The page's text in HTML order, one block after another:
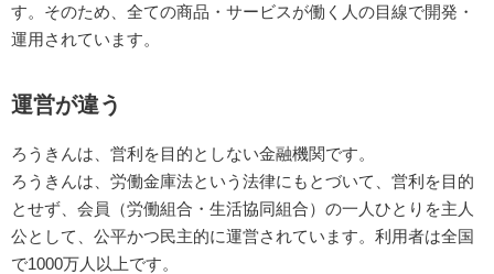
す。そのため、全ての商品・サービスが働く人の目線で開発・
運用されています。
運営が違う
ろうきんは、営利を目的としない金融機関です。
ろうきんは、労働金庫法という法律にもとづいて、営利を目的
とせず、会員（労働組合・生活協同組合）の一人ひとりを主人
公として、公平かつ民主的に運営されています。利用者は全国
で1000万人以上です。